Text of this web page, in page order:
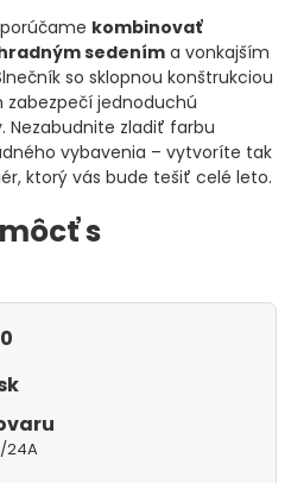
kombinovať
sedením a vonkajším
so sklopnou konštrukciou
jednoduchú
Nezabudnite zladiť farbu
vybavenia – vytvoríte tak
ktorý vás bude tešiť celé leto.
s
24A